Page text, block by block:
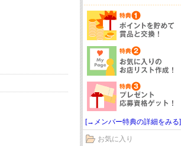
[→メンバー特典の詳細をみる]
お気に入り